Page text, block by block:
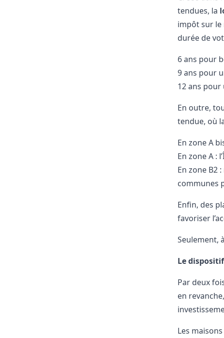
tendues, la
impôt sur le
durée de
6 ans pour
9 ans pour
12 ans pour
En outre,
tendue, où
En zone A
En zone A :
En zone B2
communes
Enfin, des
favoriser
Seulement,
Le
Par deux
en
Les